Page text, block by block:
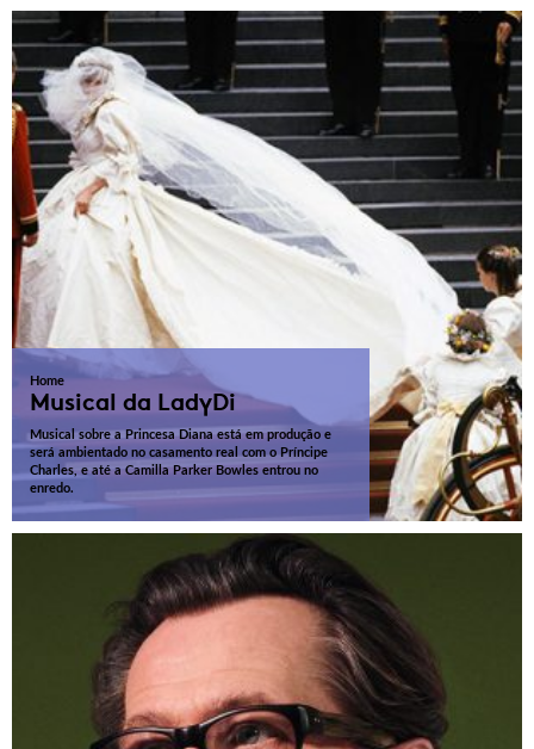
Home
Musical da LadyDi
Musical sobre a Princesa Diana está em produção e
será ambientado no casamento real com o Príncipe
Charles, e até a Camilla Parker Bowles entrou no
enredo.